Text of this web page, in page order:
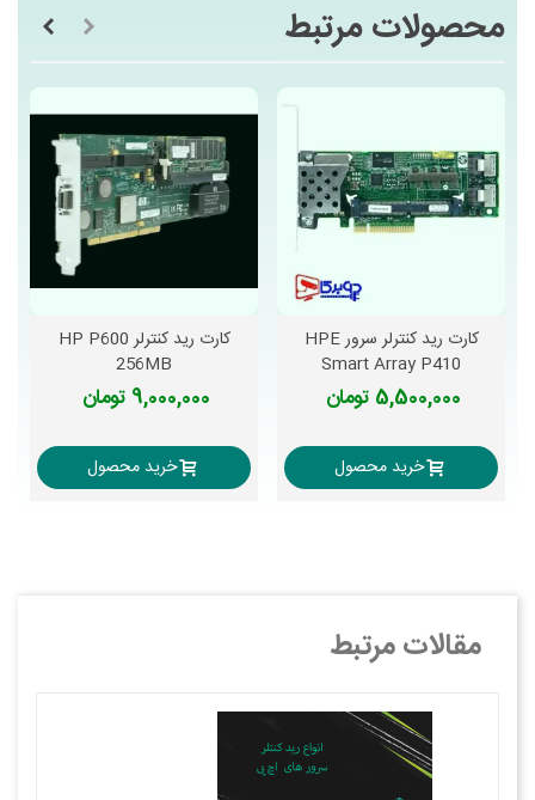
محصولات مرتبط
کارت رید کنترلر سرور HPE
Smart Array P410
5,500,000 تومان
خرید محصول
کارت رید کنترلر HP P600
256MB
9,000,000 تومان
خرید محصول
مقالات مرتبط